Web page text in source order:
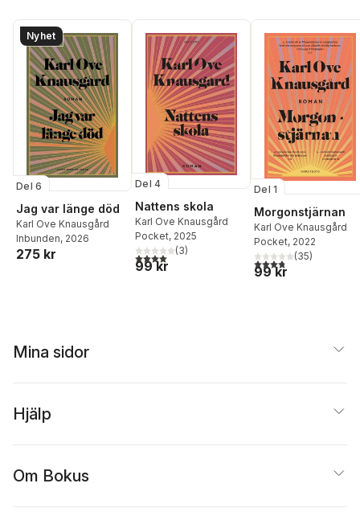
Nyhet
Del 6
Jag var länge död
Karl Ove Knausgård
Inbunden, 2026
275 kr
Del 4
Nattens skola
Karl Ove Knausgård
Pocket, 2025
4,0utav 5 stjärnor. Totalt antal röster:
(3)
99 kr
Del 1
Morgonstjärnan
Karl Ove Knausgård
Pocket, 2022
3,8utav 5 stjärnor.
(35)
99 kr
Mina sidor
Hjälp
Om Bokus